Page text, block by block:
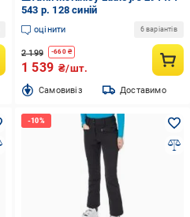
543 р. 128 синій
оцінити 6 варіантів
2 199 -660₴
1 539 ₴/шт.
Cамовивіз Доставимо